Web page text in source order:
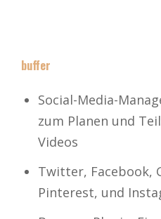
buffer
Social-Media-
zum Planen und
Videos
Twitter, Facebook,
Pinterest, und